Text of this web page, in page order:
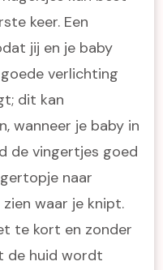
keer. Een
jij en je baby
verlichting
dit kan
wanneer je baby in
de vingertjes goed
naar
waar je knipt.
te kort en zonder
de huid wordt